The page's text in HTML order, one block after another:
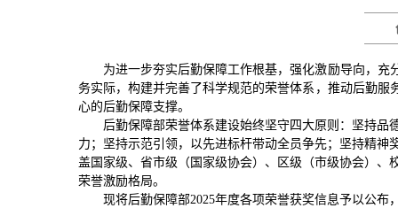
为进一步夯实后勤保障工作根基，强化激励导向，
务实际，构建并完善了科学规范的荣誉体系，推动后勤
心的后勤保障支撑。
后勤保障部荣誉体系建设始终坚守四大原则：坚持
力；坚持示范引领，以先进标杆带动全员争先；坚持精
盖国家级、省市级（国家级协会）、区级（市级协会）
荣誉激励格局。
现将后勤保障部2025年度各项荣誉获奖信息予以公布